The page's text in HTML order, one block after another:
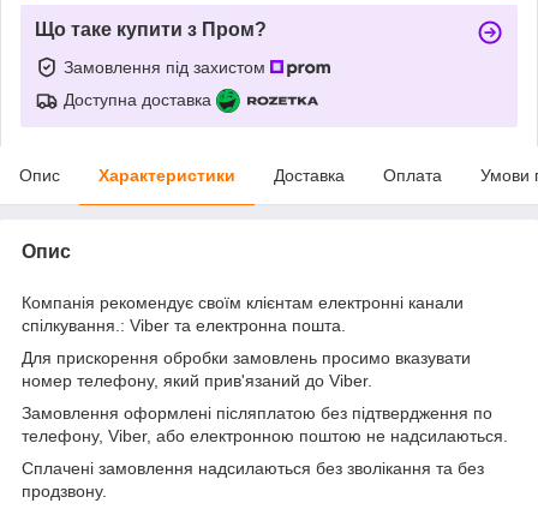
Що таке купити з Пром?
Замовлення під захистом
Доступна доставка
Опис Характеристики Доставка Оплата Умови
Опис
Компанія рекомендує своїм клієнтам електронні канали
спілкування.: Viber та електронна пошта.
Для прискорення обробки замовлень просимо вказувати
номер телефону, який прив'язаний до Viber.
Замовлення оформлені післяплатою без підтвердження по
телефону, Viber, або електронною поштою не надсилаються.
Сплачені замовлення надсилаються без зволікання та без
продзвону.